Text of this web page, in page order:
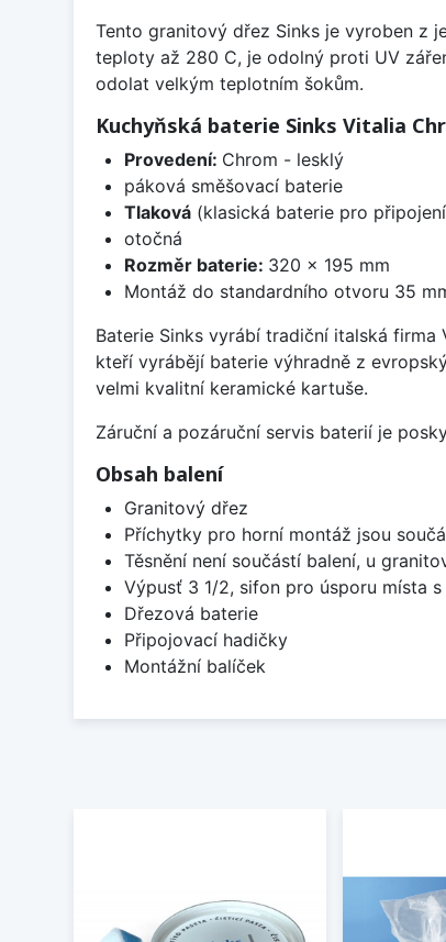
Tento granitový dřez Sinks je vyroben z
teploty až 280 C, je odolný proti UV
odolat velkým teplotním šokům.
Kuchyňská baterie Sinks Vitalia
Provedení: Chrom - lesklý
páková směšovací baterie
Tlaková(klasická baterie pro
otočná
Rozměr baterie: 320 x 195 mm
Montáž do standardního otvoru 35
Baterie Sinks vyrábí tradiční italská firma
kteří vyrábějí baterie výhradně z
velmi kvalitní keramické kartuše.
Záruční a pozáruční servis baterií je
Obsah balení
Granitový dřez
Příchytky pro horní montáž jsou
Těsnění není součástí balení, u
Výpusť 3 1/2, sifon pro úsporu místa
Dřezová baterie
Připojovací hadičky
Montážní balíček